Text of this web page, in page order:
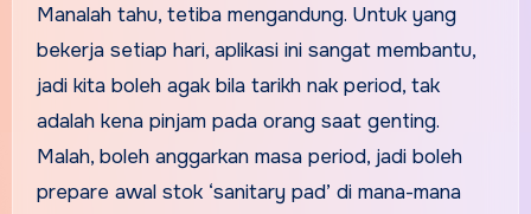
Manalah tahu, tetiba mengandung. Untuk yang
bekerja setiap hari, aplikasi ini sangat membantu,
jadi kita boleh agak bila tarikh nak period, tak
adalah kena pinjam pada orang saat genting.
Malah, boleh anggarkan masa period, jadi boleh
prepare awal stok ‘sanitary pad’ di mana-mana